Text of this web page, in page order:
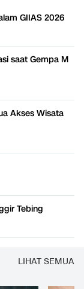
GIIAS 2026
saat Gempa M
Akses Wisata
Tebing
LIHAT SEMUA